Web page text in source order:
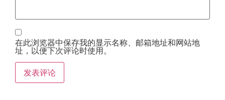
在此浏览器中保存我的显示名称、邮箱地址和网站地
址，以便下次评论时使用。